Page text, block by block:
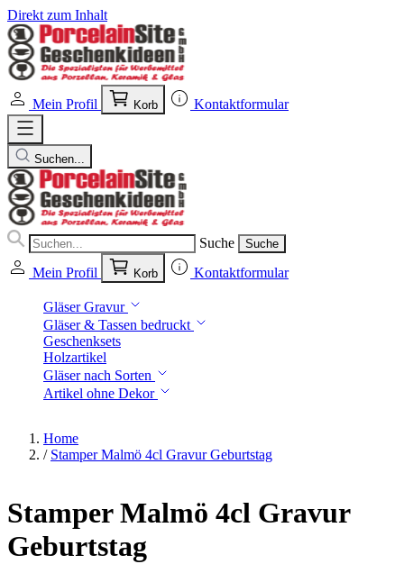
Direkt zum Inhalt
Mein Profil Korb Kontaktformular
Suchen...
Suche Suche
Mein Profil Korb Kontaktformular
Gläser Gravur
Gläser & Tassen bedruckt
Geschenksets
Holzartikel
Gläser nach Sorten
Artikel ohne Dekor
Home
/ Stamper Malmö 4cl Gravur Geburtstag
Stamper Malmö 4cl Gravur
Geburtstag